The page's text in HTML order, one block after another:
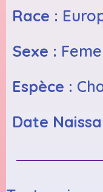
Race :
Sexe :
Espèce :
Date